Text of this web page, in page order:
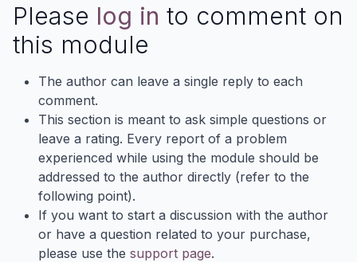
Please log in to comment on
this module
The author can leave a single reply to each
comment.
This section is meant to ask simple questions or
leave a rating. Every report of a problem
experienced while using the module should be
addressed to the author directly (refer to the
following point).
If you want to start a discussion with the author
or have a question related to your purchase,
please use the support page.